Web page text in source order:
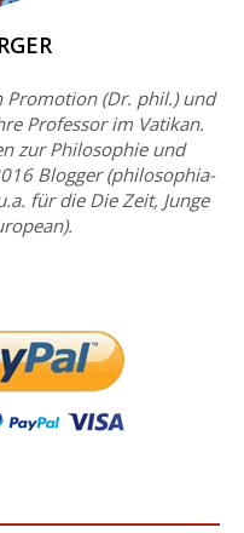
Promotion (Dr. phil.) und
Professor im Vatikan.
zur Philosophie und
Blogger (philosophia-
für die Die Zeit, Junge